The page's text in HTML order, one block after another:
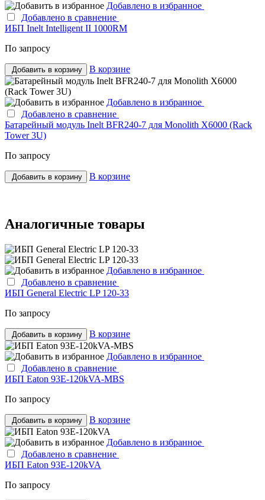
Добавлено в избранное
Добавлено в сравнение
ИБП Inelt Intelligent II 1000RM
По запросу
Добавить в корзину В корзине
Добавлено в избранное
Добавлено в сравнение
Батарейный модуль Inelt BFR240-7 для Monolith X6000 (Rack
Tower 3U)
По запросу
Добавить в корзину В корзине
Аналогичные товары
Добавлено в избранное
Добавлено в сравнение
ИБП General Electric LP 120-33
По запросу
Добавить в корзину В корзине
Добавлено в избранное
Добавлено в сравнение
ИБП Eaton 93E-120kVA-MBS
По запросу
Добавить в корзину В корзине
Добавлено в избранное
Добавлено в сравнение
ИБП Eaton 93E-120kVA
По запросу